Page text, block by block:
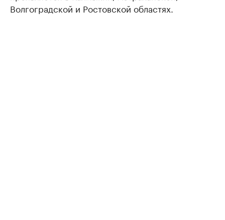
Волгоградской и Ростовской областях.